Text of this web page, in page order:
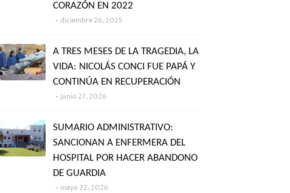
CORAZÓN EN 2022
diciembre 26, 2025
A TRES MESES DE LA TRAGEDIA, LA
VIDA: NICOLÁS CONCI FUE PAPÁ Y
CONTINÚA EN RECUPERACIÓN
junio 27, 2026
SUMARIO ADMINISTRATIVO:
SANCIONAN A ENFERMERA DEL
HOSPITAL POR HACER ABANDONO
DE GUARDIA
mayo 22, 2026